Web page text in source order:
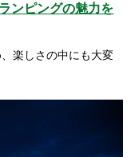
ンピングの魅力を
楽しさの中にも大変